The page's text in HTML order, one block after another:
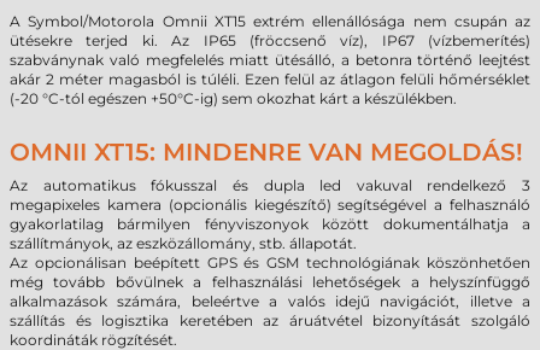
A Symbol/Motorola Omnii XT15 extrém ellenállósága nem csupán az
ütésekre terjed ki. Az IP65 (fröccsenő víz), IP67 (vízbemerítés)
szabványnak való megfelelés miatt ütésálló, a betonra történő leejtést
akár 2 méter magasból is túléli. Ezen felül az átlagon felüli hőmérséklet
(-20 °C-tól egészen +50°C-ig) sem okozhat kárt a készülékben.
OMNII XT15: MINDENRE VAN MEGOLDÁS!
Az automatikus fókusszal és dupla led vakuval rendelkező 3
megapixeles kamera (opcionális kiegészítő) segítségével a felhasználó
gyakorlatilag bármilyen fényviszonyok között dokumentálhatja a
szállítmányok, az eszközállomány, stb. állapotát.
Az opcionálisan beépített GPS és GSM technológiának köszönhetően
még tovább bővülnek a felhasználási lehetőségek a helyszínfüggő
alkalmazások számára, beleértve a valós idejű navigációt, illetve a
szállítás és logisztika keretében az áruátvétel bizonyítását szolgáló
koordináták rögzítését.